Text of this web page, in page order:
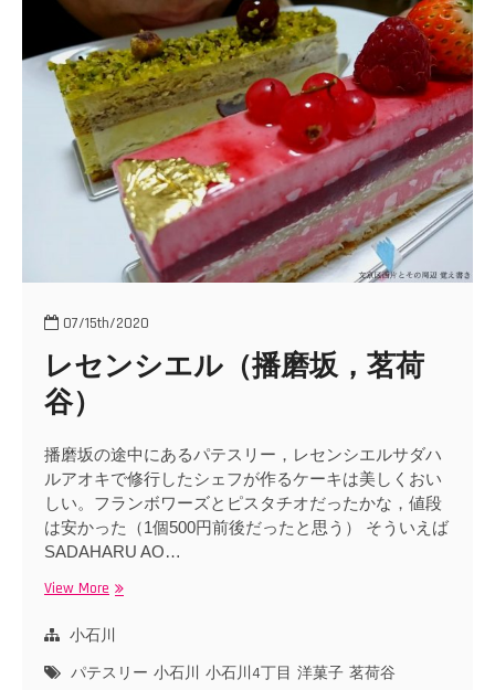
07/15th/2020
レセンシエル（播磨坂，茗荷
谷）
播磨坂の途中にあるパテスリー，レセンシエルサダハ
ルアオキで修行したシェフが作るケーキは美しくおい
しい。フランボワーズとピスタチオだったかな，値段
は安かった（1個500円前後だったと思う） そういえば
SADAHARU AO…
View More レ
ン
エ
小石川
パテスリー 小石川 小石川4丁目 洋菓子 茗荷谷